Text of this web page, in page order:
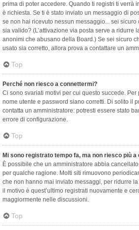
prima di poter accedere. Quando ti registri ti verrà
è richiesta. Se ti è stato inviato un messaggio di
se non hai ricevuto nessun messaggio... sei
sia valido? (L’attivazione via posta serve a ridurre
anonimi che abusano della Board.) Se sei sicuro
usato sia corretto, allora prova a contattare un
Top
Perché non riesco a connettermi?
Ci sono svariati motivi per cui questo succede. Per
nome utente e password siano corretti. Di solito il
contatta un amministratore: potresti essere stato
errore di configurazione.
Top
Mi sono registrato tempo fa, ma non riesco più
È possibile che un amministratore abbia
per qualche ragione. Molti siti rimuovono
che non hanno mai inviato messaggi, per ridurre
il motivo è quest’ultimo registrati nuovamente e
maggiormente nelle discussioni.
Top